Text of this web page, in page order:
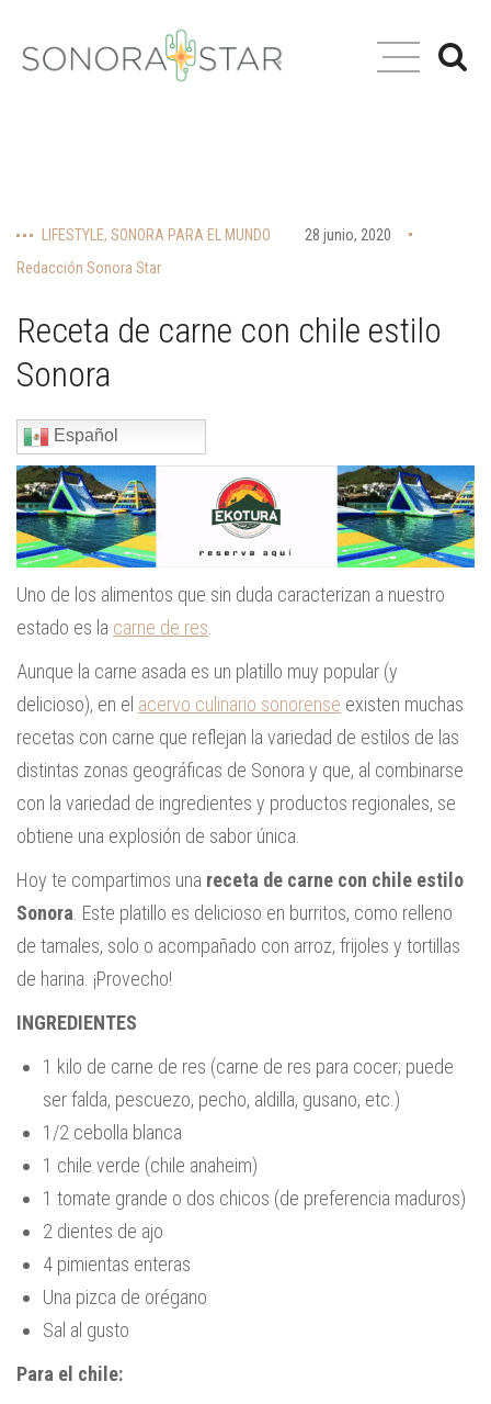
LIFESTYLE, SONORA PARA EL MUNDO
28 junio, 2020
Redacción Sonora Star
Receta de carne con chile estilo
Sonora
Español
Uno de los alimentos que sin duda caracterizan a nuestro
estado es la carne de res
Aunque la carne asada es un platillo muy popular (y
delicioso), en el acervo culinario sonorense existen muchas
recetas con carne que reflejan la variedad de estilos de las
distintas zonas geográficas de Sonora y que, al combinarse
con la variedad de ingredientes y productos regionales, se
obtiene una explosión de sabor única.
Hoy te compartimos una receta de carne con chile estilo
Sonora . Este platillo es delicioso en burritos, como relleno
de tamales, solo o acompañado con arroz, frijoles y tortillas
de harina. ¡Provecho!
INGREDIENTES
1 kilo de carne de res (carne de res para cocer; puede
ser falda, pescuezo, pecho, aldilla, gusano, etc.)
1/2 cebolla blanca
1 chile verde (chile anaheim)
1 tomate grande o dos chicos (de preferencia maduros)
2 dientes de ajo
4 pimientas enteras
Una pizca de orégano
Sal al gusto
Para el chile: